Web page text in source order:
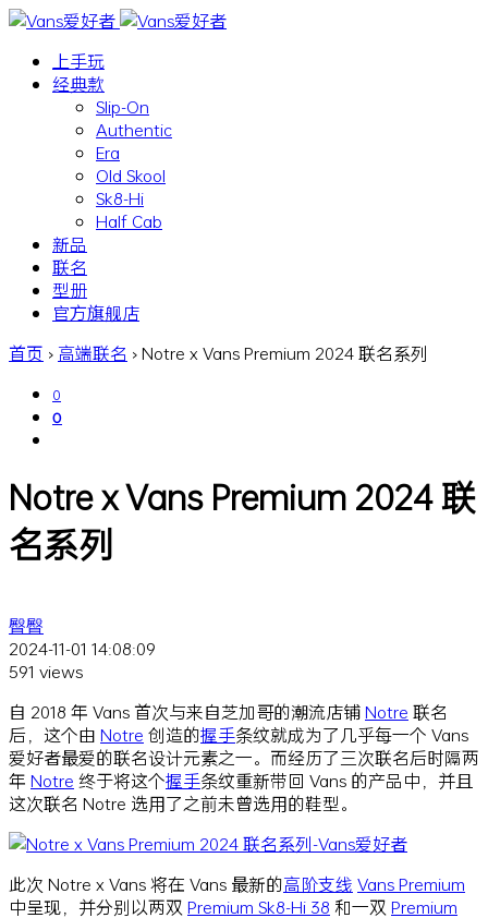
上手玩
经典款
Slip-On
Authentic
Era
Old Skool
Sk8-Hi
Half Cab
新品
联名
型册
官方旗舰店
首页 › 高端联名 ›Notre x Vans Premium 2024 联名系列
0
0
Notre x Vans Premium 2024 联
名系列
臀臀
2024-11-01 14:08:09
591 views
自 2018 年 Vans 首次与来自芝加哥的潮流店铺Notre 联名
后，这个由 Notre 创造的握手条纹就成为了几乎每一个 Vans
爱好者最爱的联名设计元素之一。而经历了三次联名后时隔两
年 Notre 终于将这个握手条纹重新带回 Vans 的产品中，并且
这次联名 Notre 选用了之前未曾选用的鞋型。
此次 Notre x Vans 将在 Vans 最新的高阶支线 Vans Premium
中呈现，并分别以两双 Premium Sk8-Hi 38 和一双 Premium